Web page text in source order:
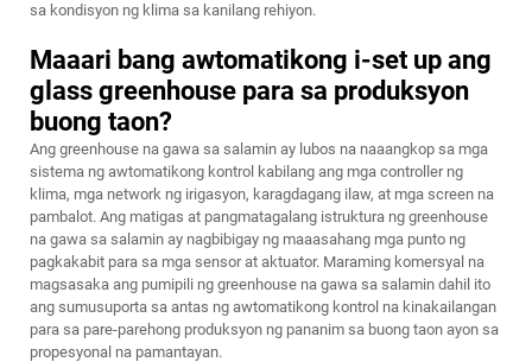
sa kondisyon ng klima sa kanilang rehiyon.
Maaari bang awtomatikong i-set up ang
glass greenhouse para sa produksyon
buong taon?
Ang greenhouse na gawa sa salamin ay lubos na naaangkop sa mga
sistema ng awtomatikong kontrol kabilang ang mga controller ng
klima, mga network ng irigasyon, karagdagang ilaw, at mga screen na
pambalot. Ang matigas at pangmatagalang istruktura ng greenhouse
na gawa sa salamin ay nagbibigay ng maaasahang mga punto ng
pagkakabit para sa mga sensor at aktuator. Maraming komersyal na
magsasaka ang pumipili ng greenhouse na gawa sa salamin dahil ito
ang sumusuporta sa antas ng awtomatikong kontrol na kinakailangan
para sa pare-parehong produksyon ng pananim sa buong taon ayon sa
propesyonal na pamantayan.